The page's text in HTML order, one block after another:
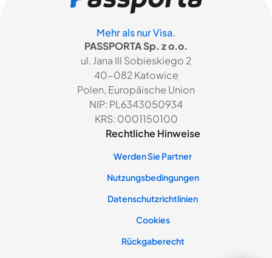
Mehr als nur Visa.
PASSPORTA Sp. z o.o.
ul. Jana III Sobieskiego 2
40-082 Katowice
Polen, Europäische Union
NIP: PL6343050934
KRS: 0001150100
Rechtliche Hinweise
Werden Sie Partner
Nutzungsbedingungen
Datenschutzrichtlinien
Cookies
Rückgaberecht